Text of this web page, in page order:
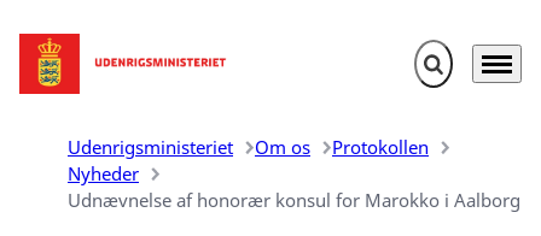
Gå til forsiden Fold søgefelt
Menu
Udenrigsministeriet Om os
Protokollen
Nyheder
Udnævnelse af honorær konsul for Marokko i Aalborg